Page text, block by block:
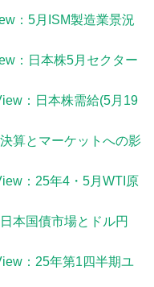
：5月ISM製造業景況
：日本株5月セクター
：日本株需給(5月19
算とマーケットへの影
：25年4・5月WTI原
本国債市場とドル円
：25年第1四半期ユ